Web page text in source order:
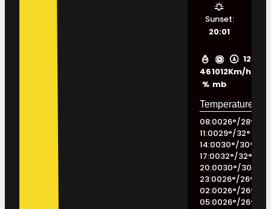
46
%
1012
mb
12
Km/h
Sunset:
20:01
08:0026°/28°
11:0029°/32°
14:0030°/30°
17:0032°/32°
20:0030°/30
23:0026°/26°
02:0026°/26°
05:0026°/26°